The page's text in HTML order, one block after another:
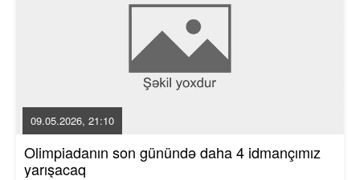
09.05.2026, 21:10
Olimpiadanın son günündə daha 4 idmançımız
yarışacaq